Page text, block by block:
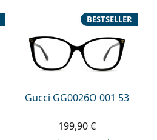
Gucci GG0026O 001 53
BESTSELLER
199,90 €